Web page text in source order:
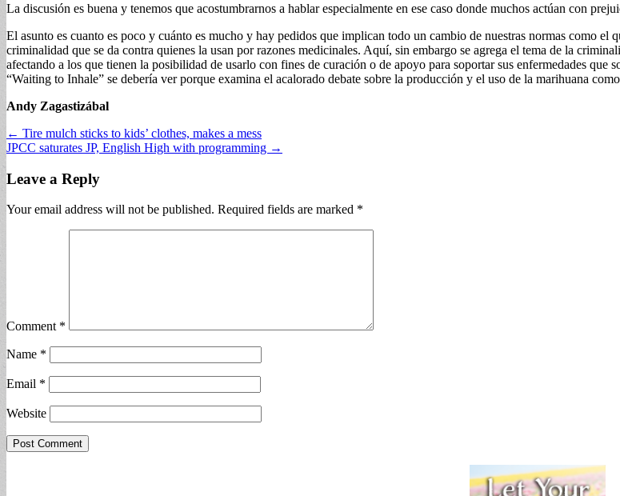
La discusión es buena y tenemos que acostumbrarnos a hablar especialmente en ese caso donde muchos actúan con
El asunto es cuanto es poco y cuánto es mucho y hay pedidos que implican todo un cambio de nuestras normas como
criminalidad que se da contra quienes la usan por razones medicinales. Aquí, sin embargo se agrega el tema de la
afectando a los que tienen la posibilidad de usarlo con fines de curación o de apoyo para soportar sus enfermedades que
“Waiting to Inhale” se debería ver porque examina el acalorado debate sobre la producción y el uso de la marihuana
Andy Zagastizábal
Post
navigation
← Tire mulch sticks to kids’ clothes, makes a mess
JPCC saturates JP, English High with programming →
Leave a Reply
Your email address will not be published. Required fields are marked *
Comment *
Name *
Email *
Website